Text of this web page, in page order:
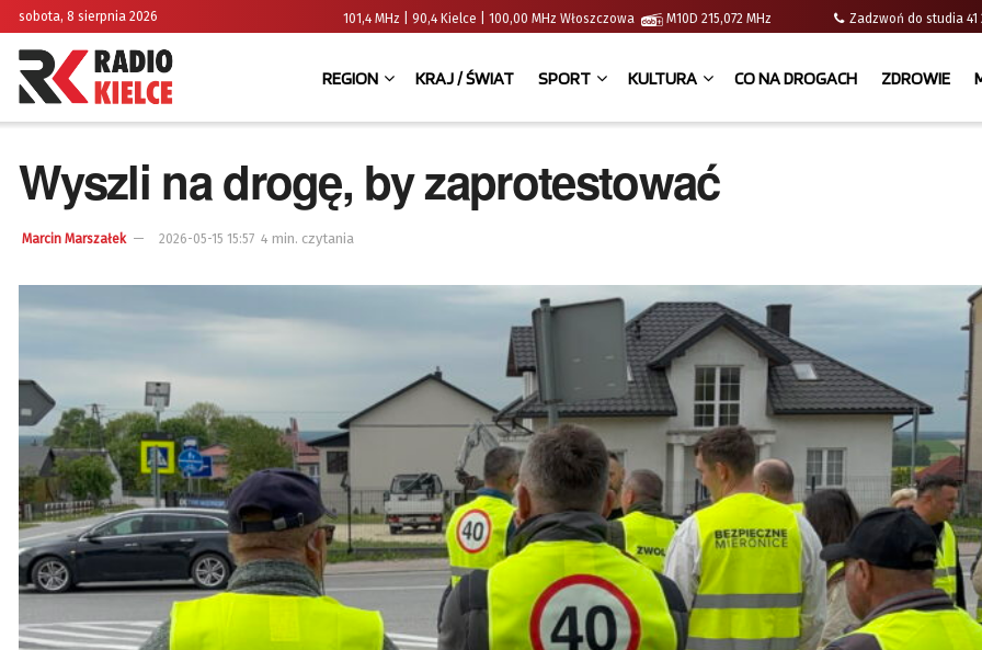
sobota, 8 sierpnia 2026 101,4 MHz | 90,4 Kielce | 100,00 MHz Włoszczowa M10D 215,072 MHz Zadzwoń do studia
REGION KRAJ / ŚWIAT SPORT KULTURA CO NA DROGACH ZDROWIE
Wyszli na drogę, by zaprotestować
Marcin Marszałek 2026-05-15 15:57 4 min. czytania